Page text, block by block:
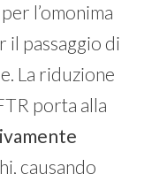
l’omonima
il passaggio di
La riduzione
porta alla
causando